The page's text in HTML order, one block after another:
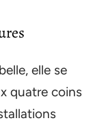
elle se
quatre coins